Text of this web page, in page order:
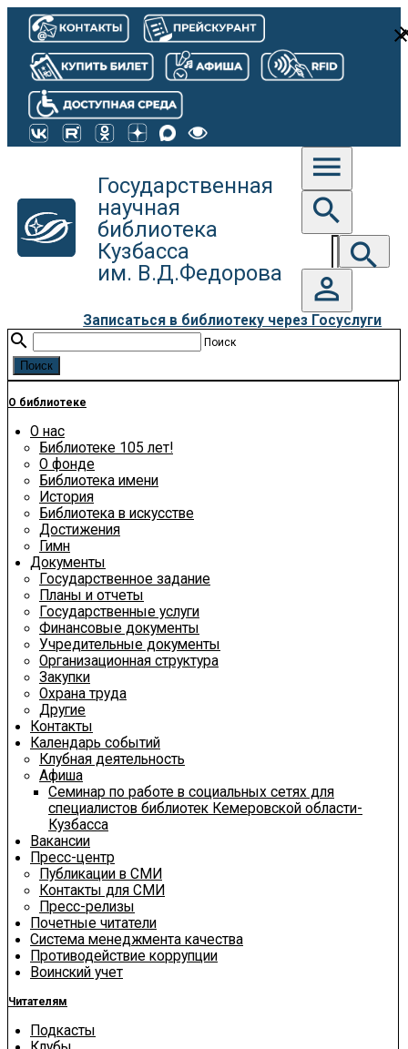
Государственная
научная
библиотека
Кузбасса
им. В.Д.Федорова
menu
search
search
person_outline
Записаться в библиотеку через Госуслуги
search Поиск
О библиотеке
О нас
Библиотеке 105 лет!
О фонде
Библиотека имени
История
Библиотека в искусстве
Достижения
Гимн
Документы
Государственное задание
Планы и отчеты
Государственные услуги
Финансовые документы
Учредительные документы
Организационная структура
Закупки
Охрана труда
Другие
Контакты
Календарь событий
Клубная деятельность
Афиша
Семинар по работе в социальных сетях для
специалистов библиотек Кемеровской области-
Кузбасса
Вакансии
Пресс-центр
Публикации в СМИ
Контакты для СМИ
Пресс-релизы
Почетные читатели
Система менеджмента качества
Противодействие коррупции
Воинский учет
Читателям
Подкасты